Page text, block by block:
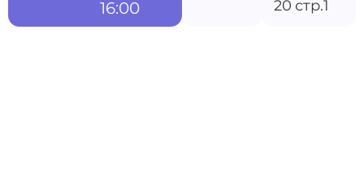
20 стр.1
16:00